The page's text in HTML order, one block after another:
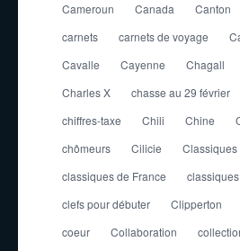
Cameroun
Canada Canton
carnets
carnets de voyage
Cavalle
Cayenne Chagall
Charles X
chasse au 29 février
chiffres-taxe
Chili Chine
chômeurs
Cilicie
Classiques
classiques de France
clefs pour débuter
Clipperton
coeur
Collaboration